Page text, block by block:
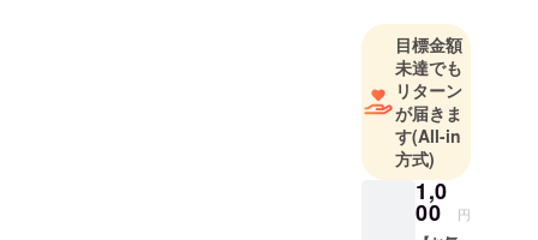
を今へ伝え
ています。
ステンドグ
ラスの色鮮
やかな光に
満たされた
洋館、
目標金額
未達でも
リターン
が届きま
す(All-in
方式)
1,0
00 円